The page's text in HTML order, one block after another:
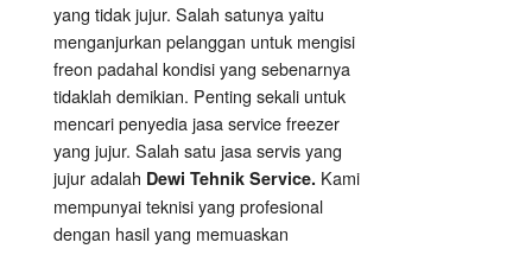
yang tidak jujur. Salah satunya yaitu
menganjurkan pelanggan untuk mengisi
freon padahal kondisi yang sebenarnya
tidaklah demikian. Penting sekali untuk
mencari penyedia jasa service freezer
yang jujur. Salah satu jasa servis yang
jujur adalah Dewi Tehnik Service. Kami
mempunyai teknisi yang profesional
dengan hasil yang memuaskan